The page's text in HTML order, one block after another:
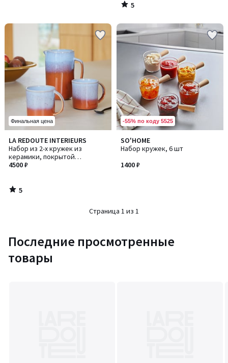
5
/
Финальная цена
LA REDOUTE INTERIEURS
Набор из 2-х кружек из
керамики, покрытой
глазурованной эмалью с
4500 ₽
5
/
5
5
/
-55% по коду 5525
SO'HOME
Набор кружек, 6 шт
1400 ₽
Страница 1 из 1
Последние просмотренные
товары